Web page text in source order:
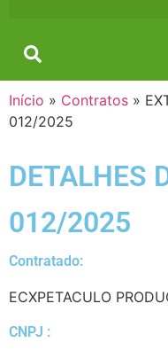
Início » Contratos »
012/2025
DETALHES
012/2025
Contratado:
ECXPETACULO
CNPJ :